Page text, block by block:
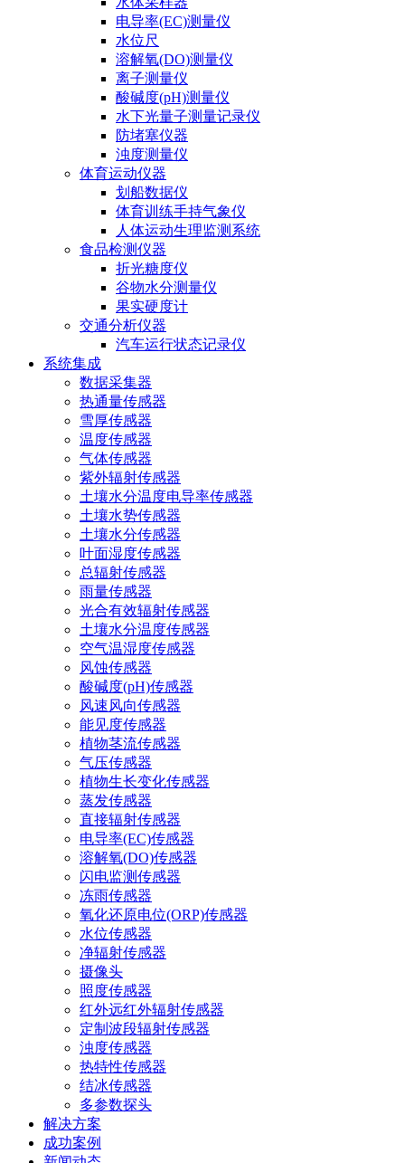
电导率(EC)测量仪
水位尺
溶解氧(DO)测量仪
离子测量仪
酸碱度(pH)测量仪
水下光量子测量记录仪
防堵塞仪器
浊度测量仪
体育运动仪器
划船数据仪
体育训练手持气象仪
人体运动生理监测系统
食品检测仪器
折光糖度仪
谷物水分测量仪
果实硬度计
交通分析仪器
汽车运行状态记录仪
系统集成
数据采集器
热通量传感器
雪厚传感器
温度传感器
气体传感器
紫外辐射传感器
土壤水分温度电导率传感器
土壤水势传感器
土壤水分传感器
叶面湿度传感器
总辐射传感器
雨量传感器
光合有效辐射传感器
土壤水分温度传感器
空气温湿度传感器
风蚀传感器
酸碱度(pH)传感器
风速风向传感器
能见度传感器
植物茎流传感器
气压传感器
植物生长变化传感器
蒸发传感器
直接辐射传感器
电导率(EC)传感器
溶解氧(DO)传感器
闪电监测传感器
冻雨传感器
氧化还原电位(ORP)传感器
水位传感器
净辐射传感器
摄像头
照度传感器
红外远红外辐射传感器
定制波段辐射传感器
浊度传感器
热特性传感器
结冰传感器
多参数探头
解决方案
成功案例